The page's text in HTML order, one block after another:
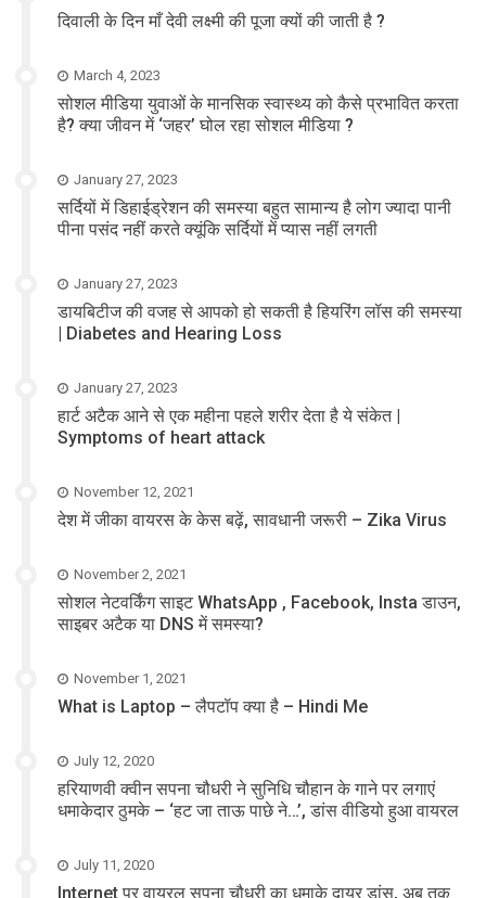
दिवाली के दिन माँ देवी लक्ष्मी की पूजा क्यों की जाती है ?
March 4, 2023
सोशल मीडिया युवाओं के मानसिक स्वास्थ्य को कैसे प्रभावित करता
है? क्या जीवन में ‘जहर’ घोल रहा सोशल मीडिया ?
January 27, 2023
सर्दियों में डिहाईड्रेशन की समस्या बहुत सामान्य है लोग ज्यादा पानी
पीना पसंद नहीं करते क्यूंकि सर्दियों में प्यास नहीं लगती
January 27, 2023
डायबिटीज की वजह से आपको हो सकती है हियरिंग लॉस की समस्या
| Diabetes and Hearing Loss
January 27, 2023
हार्ट अटैक आने से एक महीना पहले शरीर देता है ये संकेत |
Symptoms of heart attack
November 12, 2021
देश में जीका वायरस के केस बढ़ें, सावधानी जरूरी – Zika Virus
November 2, 2021
सोशल नेटवर्किंग साइट WhatsApp , Facebook, Insta डाउन,
साइबर अटैक या DNS में समस्या?
November 1, 2021
What is Laptop – लैपटॉप क्या है – Hindi Me
July 12, 2020
हरियाणवी क्वीन सपना चौधरी ने सुनिधि चौहान के गाने पर लगाएं
धमाकेदार ठुमके – ‘हट जा ताऊ पाछे ने…’, डांस वीडियो हुआ वायरल
July 11, 2020
Internet पर वायरल सपना चौधरी का धमाके दायर डांस, अब तक